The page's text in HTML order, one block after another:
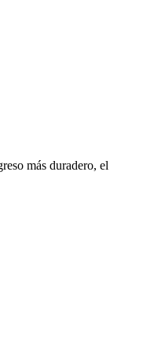
más duradero, el